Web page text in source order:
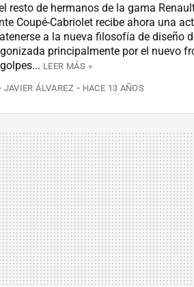
resto de hermanos de la gama
Coupé-Cabriolet recibe ahora una
a la nueva filosofía de diseño
principalmente por el nuevo
LEER MÁS »
COMENTARIOS
JAVIER ÁLVAREZ HACE 13 AÑOS